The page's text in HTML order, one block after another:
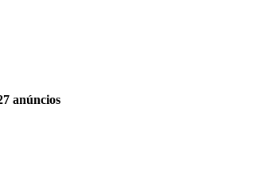
anúncios